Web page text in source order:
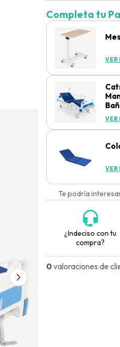
Completa tu
VER
VER
VER
Te podría
¿Indeciso con tu
compra?
0valoraciones de